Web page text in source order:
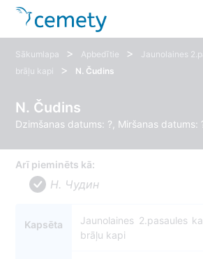
Sākumlapa > Apbedītie >
Jaunolaines
brāļu kapi
> N. Čudins
N. Čudins
Dzimšanas datums: ?, Miršanas datums:
Arī pieminēts kā:
Н. Чудин
Kapsēta
Jaunolaines 2.pasaules
brāļu kapi